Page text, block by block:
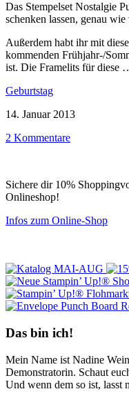
Das Stempelset Nostalgie
schenken lassen, genau
Außerdem habt ihr mit
kommenden Frühjahr-/
ist. Die Framelits für diese
Geburtstag
14. Januar 2013
2 Kommentare
Sichere dir 10%
Onlineshop!
Infos zum Online-Shop
Das bin ich!
Mein Name ist Nadine
Demonstratorin. Schaut
Und wenn dem so ist, lasst